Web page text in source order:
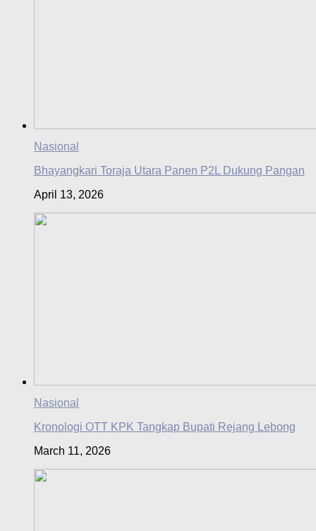
Nasional
Bhayangkari Toraja Utara Panen P2L Dukung Pangan
April 13, 2026
Nasional
Kronologi OTT KPK Tangkap Bupati Rejang Lebong
March 11, 2026